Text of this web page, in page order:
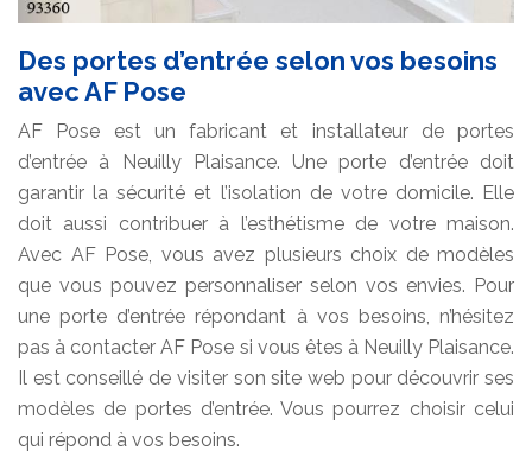
Des portes d’entrée selon vos besoins
avec AF Pose
AF Pose est un fabricant et installateur de portes
d’entrée à Neuilly Plaisance. Une porte d’entrée doit
garantir la sécurité et l’isolation de votre domicile. Elle
doit aussi contribuer à l’esthétisme de votre maison.
Avec AF Pose, vous avez plusieurs choix de modèles
que vous pouvez personnaliser selon vos envies. Pour
une porte d’entrée répondant à vos besoins, n’hésitez
pas à contacter AF Pose si vous êtes à Neuilly Plaisance.
Il est conseillé de visiter son site web pour découvrir ses
modèles de portes d’entrée. Vous pourrez choisir celui
qui répond à vos besoins.